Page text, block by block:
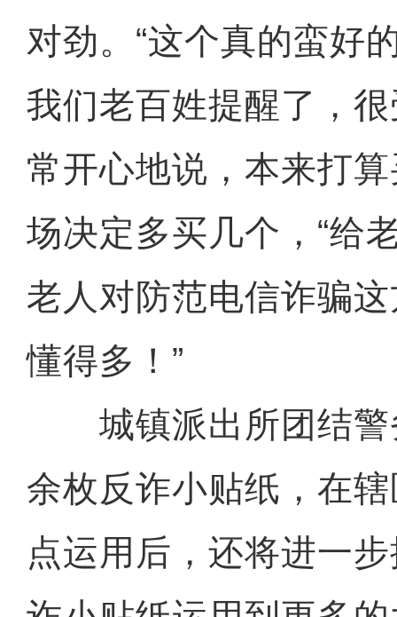
对劲。“这个真的蛮好
我们老百姓提醒了，
常开心地说，本来打
场决定多买几个，“给
老人对防范电信诈骗
懂得多！”
城镇派出所团结警
余枚反诈小贴纸，在
点运用后，还将进一